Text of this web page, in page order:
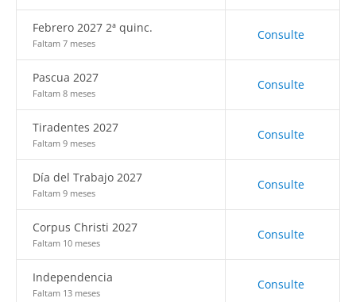
Febrero 2027 2ª quinc.
Faltam 7 meses
Consulte
Pascua 2027
Faltam 8 meses
Consulte
Tiradentes 2027
Faltam 9 meses
Consulte
Día del Trabajo 2027
Faltam 9 meses
Consulte
Corpus Christi 2027
Faltam 10 meses
Consulte
Independencia
Faltam 13 meses
Consulte